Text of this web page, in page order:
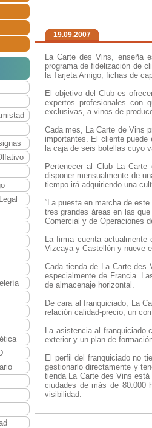
19.09.2007
La Carte des Vins, enseña
programa de fidelización de
la Tarjeta Amigo, fichas de
El objetivo del Club es
expertos profesionales con
exclusivas, a vinos de
Cada mes, La Carte de Vins
importantes. El cliente
la caja de seis botellas cuyo
Pertenecer al Club La
disponer mensualmente de
tiempo irá adquiriendo una
“La puesta en marcha de
tres grandes áreas en las
Comercial y de Operaciones
La firma cuenta actualmente
Vizcaya y Castellón y nueve
Cada tienda de La Carte des
especialmente de Francia.
de almacenaje horizontal.
De cara al franquiciado, La
relación calidad-precio, un
La asistencia al franquiciado
exterior y un plan de
El perfil del franquiciado no
gestionarlo directamente y
tienda La Carte des Vins
ciudades de más de 80.000
visibilidad.